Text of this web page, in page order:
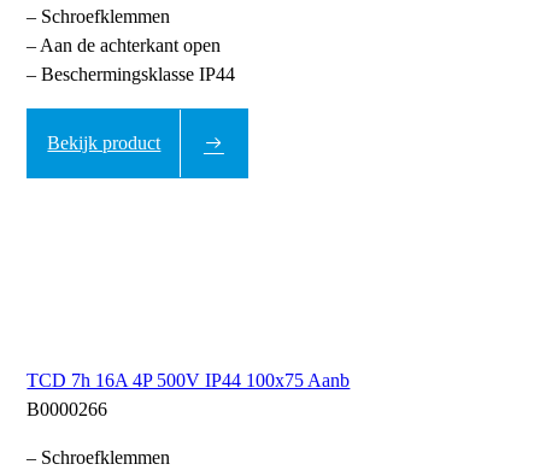
– Schroefklemmen
– Aan de achterkant open
– Beschermingsklasse IP44
Bekijk product
TCD 7h 16A 4P 500V IP44 100x75 Aanb
B0000266
– Schroefklemmen